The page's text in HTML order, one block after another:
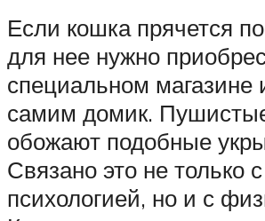
Если кошка прячется
для нее нужно
специальном магазине
самим домик.
обожают подобные
Связано это не только с
психологией, но и с